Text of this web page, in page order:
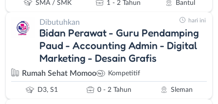
SMA / SMK 1 - 2 Tahun Bantul
Dibutuhkan
Bidan Perawat - Guru Pendamping
Paud - Accounting Admin - Digital
Marketing - Desain Grafis
Rumah Sehat Momoo Kompetitif
D3, S1 0 - 2 Tahun Sleman
hari ini